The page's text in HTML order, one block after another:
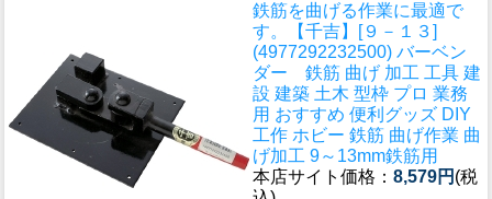
鉄筋を曲げる作業に最適で
す。
【千吉】[９－１３]
(4977292232500) バーベン
ダー 鉄筋 曲げ 加工 工具 建
設 建築 土木 型枠 プロ 業務
用 おすすめ 便利グッズ DIY
工作 ホビー 鉄筋 曲げ作業 曲
げ加工 9～13mm鉄筋用
本店サイト価格： 8,579円 (税